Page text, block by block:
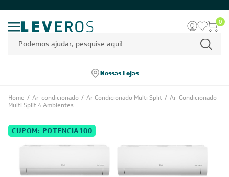
0
Nossas Lojas
Home / Ar-condicionado / Ar Condicionado Multi Split / Ar-Condicionado
Multi Split 4 Ambientes
CUPOM: POTENCIA100